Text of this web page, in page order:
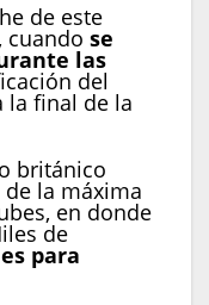
de este
cuando se
las
del
la final de la
británico
la máxima
en donde
de
para